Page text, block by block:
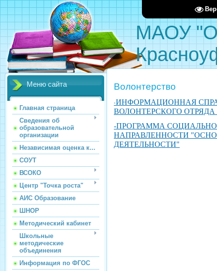
МАОУ
Меню сайта
Главная страница
Сведения об
образовательной
организации
Независимая оценка к...
СОУТ
ВСОКО
Центр "Точка роста"
АИС Образование
ШНОР
Методический кабинет
Школьные
методические
объединения
Информация по ФГОС
Волонтерство
-ИНФОРМАЦИОННАЯ
ВОЛОНТЕРСКОГО
-ПРОГРАММА
НАПРАВЛЕННОСТИ
ДЕЯТЕЛЬНОСТИ"